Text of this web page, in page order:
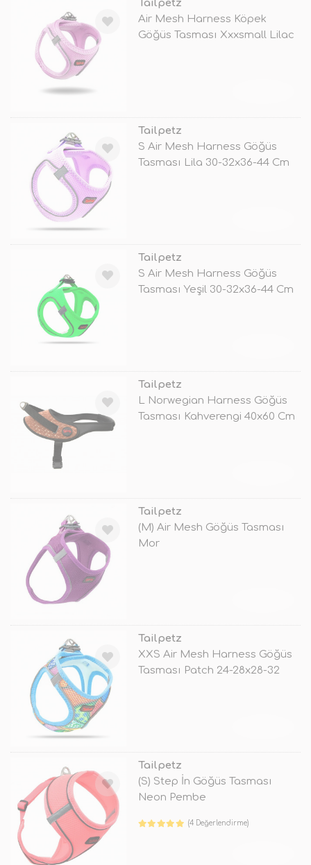
Tailpetz
Air Mesh Harness Köpek
Göğüs Tasması Xxxsmall Lilac
Tailpetz
S Air Mesh Harness Göğüs
Tasması Lila 30-32x36-44 Cm
Tailpetz
S Air Mesh Harness Göğüs
Tasması Yeşil 30-32x36-44 Cm
Tailpetz
L Norwegian Harness Göğüs
Tasması Kahverengi 40x60 Cm
Tailpetz
(M) Air Mesh Göğüs Tasması
Mor
Tailpetz
XXS Air Mesh Harness Göğüs
Tasması Patch 24-28x28-32
Tailpetz
(S) Step İn Göğüs Tasması
Neon Pembe
(4 Değerlendirme)